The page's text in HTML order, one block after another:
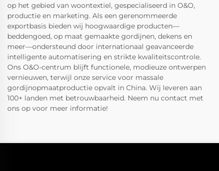
op het gebied van woontextiel, gespecialiseerd in O&O,
productie en marketing. Als een gerenommeerde
exportbasis bieden wij hoogwaardige producten—
beddengoed, op maat gemaakte gordijnen, dekens en
meer—ondersteund door internationaal geavanceerde
intelligente automatisering en strikte kwaliteitscontrole.
Ons O&O-centrum blijft functionele, modieuze ontwerpen
vernieuwen, terwijl onze service voor massale
gordijnopmaatproductie opvalt in China. Wij leveren aan
100+ landen met betrouwbaarheid. Neem nu contact met
ons op voor meer informatie!